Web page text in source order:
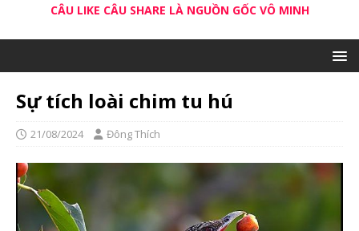
CÂU LIKE CÂU SHARE LÀ NGUỒN GỐC VÔ MINH
Sự tích loài chim tu hú
21/08/2024 Đông Thích